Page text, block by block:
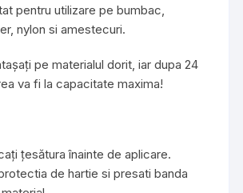
pentru utilizare pe bumbac,
nylon si amestecuri.
pe materialul dorit, iar dupa 24
va fi la capacitate maxima!
țesătura înainte de aplicare.
de hartie si presati banda